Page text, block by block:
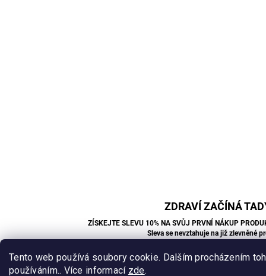
Tento web používá soubory cookie. Dalším procházením
používáním.. Více informací zde.
ZDRAVÍ ZAČÍNÁ
ZÍSKEJTE SLEVU 10% NA SVŮJ PRVNÍ NÁKUP
Sleva se nevztahuje na již zlevněné